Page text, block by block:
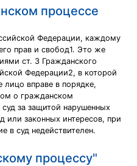
процессе
Федерации, каждому
прав и свобод1. Это же
ст. 3 Гражданского
Федерации2, в которой
лицо вправе в порядке,
о гражданском
суд за защитой нарушенных
или законных интересов, при
в суд недействителен.
процессу"